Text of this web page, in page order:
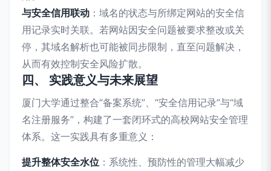
与安全信用联动 ：域名的状态与所绑定网站的安全信
用记录实时关联。若网站因安全问题被要求整改或关
停，其域名解析也可能被同步限制，直至问题解决，
从而有效控制安全风险扩散。
四、 实践意义与未来展望
厦门大学通过整合“备案系统”、“安全信用记录”与“域
名注册服务”，构建了一套闭环式的高校网站安全管理
体系。这一实践具有多重意义：
提升整体安全水位 ：系统性、预防性的管理大幅减少